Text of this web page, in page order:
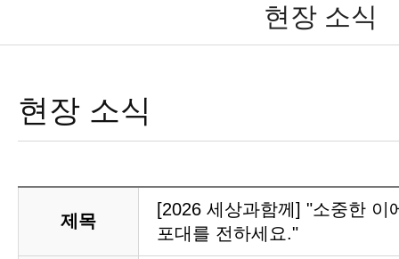
현장 소식
현장 소식
제목
[2026 세상과함께] "소중한 이
포대를 전하세요."